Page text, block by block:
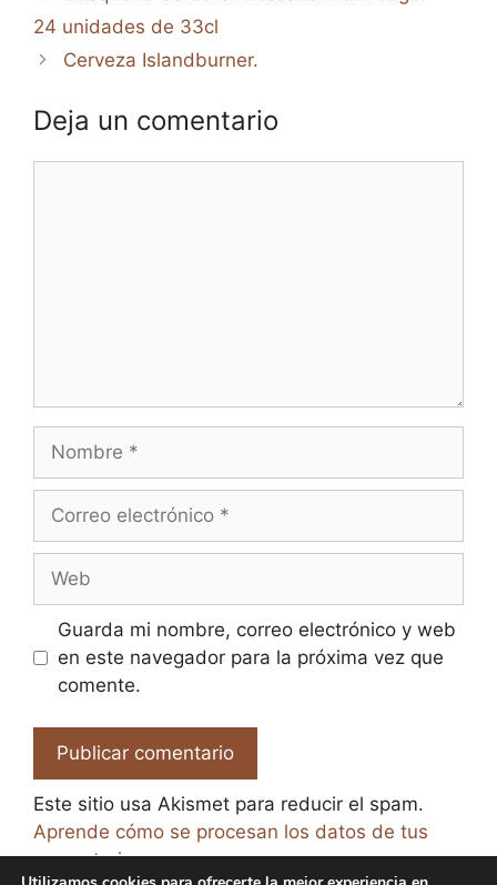
24 unidades de 33cl
Cerveza Islandburner.
Deja un comentario
electrónico
Guarda mi nombre, correo electrónico y web
en este navegador para la próxima vez que
comente.
Este sitio usa Akismet para reducir el spam.
Aprende cómo se procesan los datos de tus
comentarios.